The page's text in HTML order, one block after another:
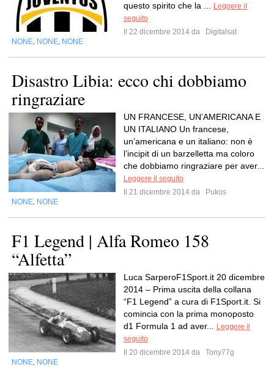
questo spirito che la ...
Leggere il
seguito
Il 22 dicembre 2014 da
Digitalsat
NONE NONE NONE
Disastro Libia: ecco chi dobbiamo
ringraziare
UN FRANCESE, UN’AMERICANA E
UN ITALIANO Un francese,
un’americana e un italiano: non è
l’incipit di un barzelletta ma coloro
che dobbiamo ringraziare per aver...
Leggere il seguito
Il 21 dicembre 2014 da
Pukos
NONE NONE
F1 Legend | Alfa Romeo 158
“Alfetta”
Luca SarperoF1Sport.it 20 dicembre
2014 – Prima uscita della collana
“F1 Legend” a cura di F1Sport.it. Si
comincia con la prima monoposto
d1 Formula 1 ad aver...
Leggere il
seguito
Il 20 dicembre 2014 da
Tony77g
NONE NONE